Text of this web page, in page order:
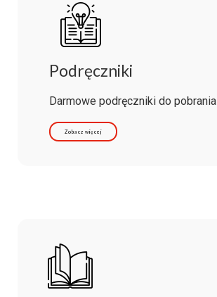
Podręczniki
Darmowe podręczniki do pobrania
Zobacz więcej